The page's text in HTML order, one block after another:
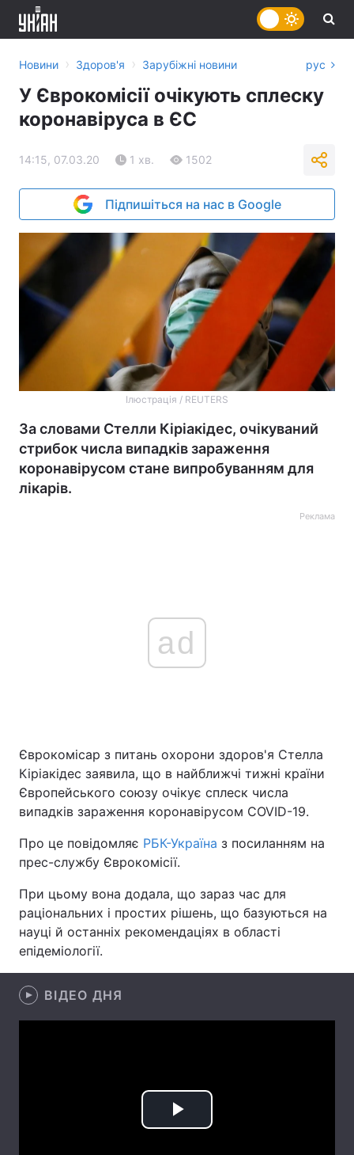
Головна Війна
Україна Політика
Економіка Світ
Техно і зв'язок Лайт
Зброя
Здоров'я
Цікавинки Погода
Новини › Здоров'я › Зарубіжні новини рус
У Єврокомісії очікують сплеску
коронавіруса в ЄС
14:15, 07.03.20 1 хв. 1502
Підпишіться на нас в Google
Ілюстрація / REUTERS
За словами Стелли Кіріакідес, очікуваний
стрибок числа випадків зараження
коронавірусом стане випробуванням для
лікарів.
Реклама
ad
Єврокомісар з питань охорони здоров'я Стелла
Кіріакідес заявила, що в найближчі тижні країни
Європейського союзу очікує сплеск числа
випадків зараження коронавірусом COVID-19.
Про це повідомляє РБК-Україна з посиланням на
прес-службу Єврокомісії.
При цьому вона додала, що зараз час для
раціональних і простих рішень, що базуються на
науці й останніх рекомендаціях в області
епідеміології.
ВІДЕО ДНЯ
Play